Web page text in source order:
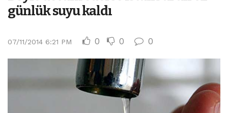
günlük suyu kaldı
07/11/2014 6:21 PM 0 0 0